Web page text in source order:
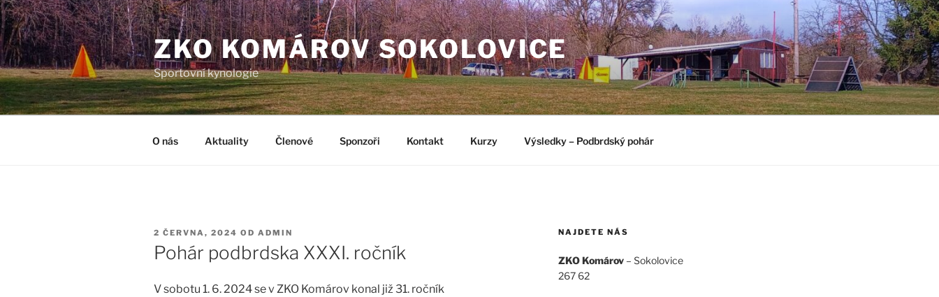
Přejít
k
obsahu
webu
ZKO KOMÁROV SOKOLOVICE
Sportovní kynologie
O nás Aktuality Členové Sponzoři Kontakt Kurzy Výsledky – Podbrdský pohár
PUBLIKOVÁNO
2 ČERVNA, 2024 OD ADMIN
Pohár podbrdska XXXI. ročník
V sobotu 1. 6. 2024 se v ZKO Komárov konal již 31. ročník
NAJDETE NÁS
ZKO Komárov– Sokolovice
267 62